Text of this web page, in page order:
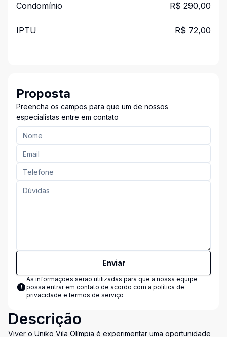
Condomínio R$ 290,00
IPTU R$ 72,00
Proposta
Preencha os campos para que um de nossos
especialistas entre em contato
Enviar
As informações serão utilizadas para que a nossa equipe
possa entrar em contato de acordo com a política de
privacidade e termos de serviço
Descrição
Viver o Uniko Vila Olímpia é experimentar uma oportunidade